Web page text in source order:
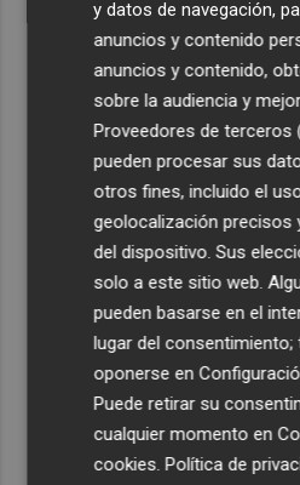
y datos de navegación,
anuncios y contenido
anuncios y contenido,
sobre la audiencia y
Proveedores de terceros
pueden procesar sus
otros fines, incluido el
geolocalización precisos
del dispositivo. Sus
solo a este sitio web.
pueden basarse en el
lugar del consentimiento;
oponerse en
Puede retirar su
cualquier momento en
cookies .Política de